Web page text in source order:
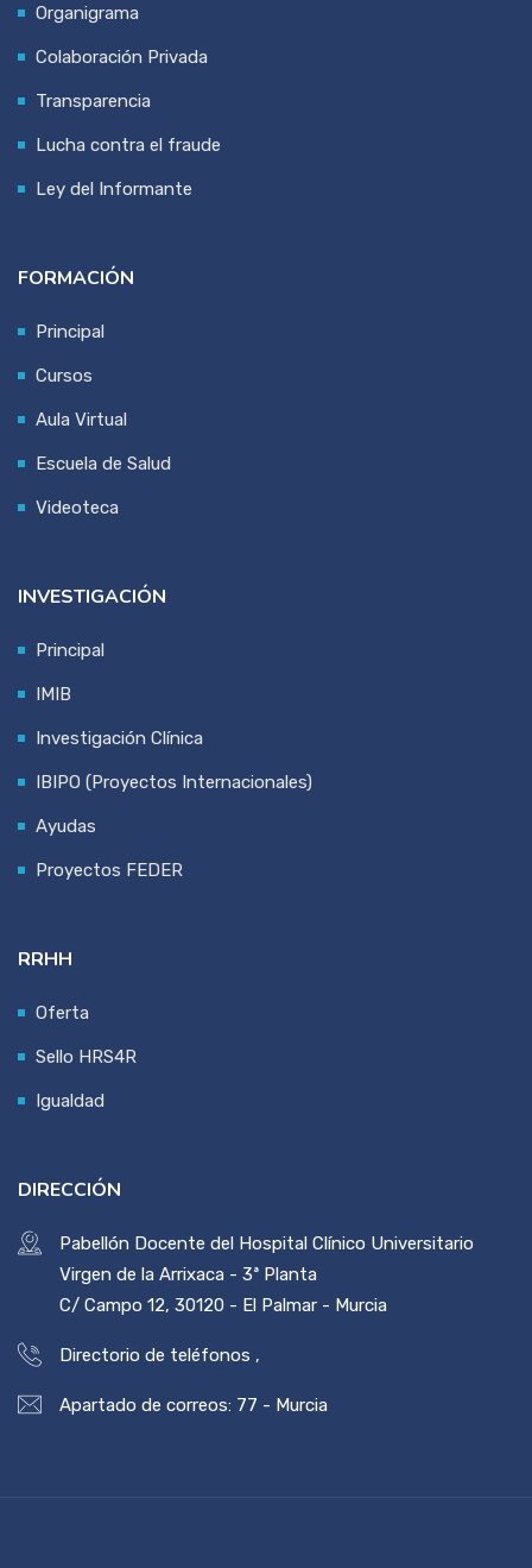
Organigrama
Colaboración Privada
Transparencia
Lucha contra el fraude
Ley del Informante
FORMACIÓN
Principal
Cursos
Aula Virtual
Escuela de Salud
Videoteca
INVESTIGACIÓN
Principal
IMIB
Investigación Clínica
IBIPO (Proyectos Internacionales)
Ayudas
Proyectos FEDER
RRHH
Oferta
Sello HRS4R
Igualdad
DIRECCIÓN
Pabellón Docente del Hospital Clínico Universitario
Virgen de la Arrixaca - 3ª Planta
C/ Campo 12, 30120 - El Palmar - Murcia
Directorio de teléfonos ,
Apartado de correos: 77 - Murcia